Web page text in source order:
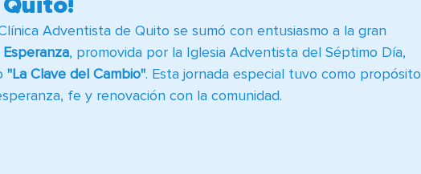
Adventista de Quito se sumó con entusiasmo a la gran
, promovida por la Iglesia Adventista del Séptimo Día,
"La Clave del Cambio". Esta jornada especial tuvo como propósito
fe y renovación con la comunidad.